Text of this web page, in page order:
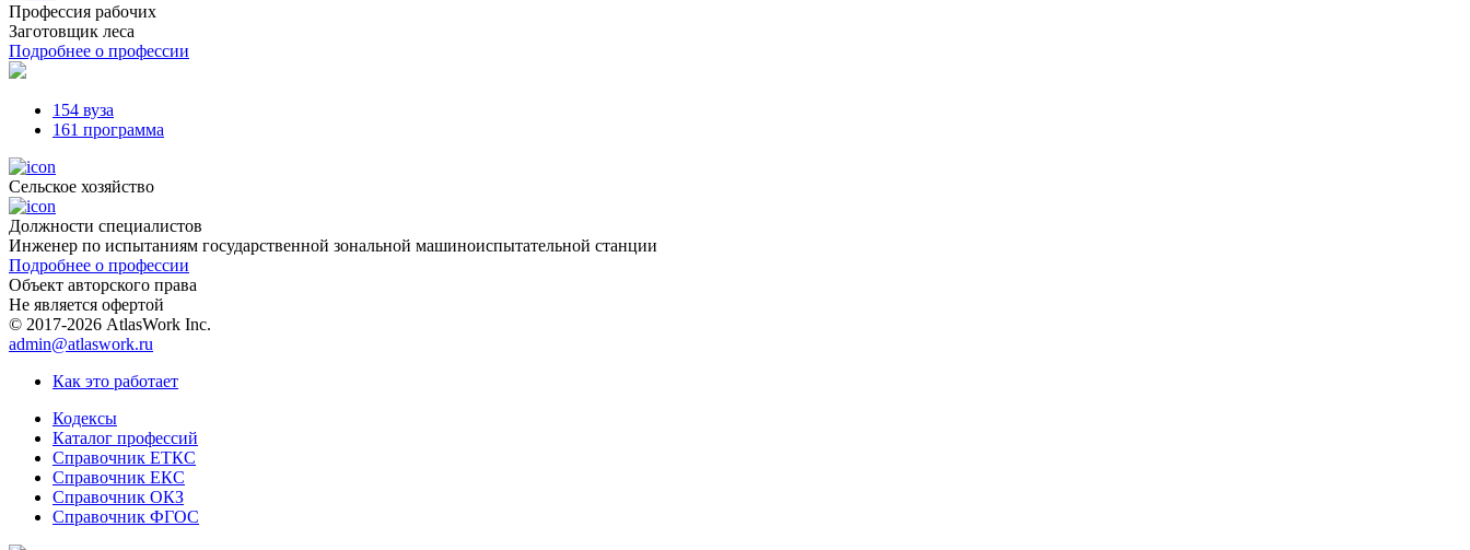
Профессия рабочих
Заготовщик леса
Подробнее о профессии
154 вуза
161 программа
Сельское хозяйство
Должности cпециалистов
Инженер по испытаниям государственной зональной машиноиспытательной станции
Подробнее о профессии
Объект авторского права
Не является офертой
© 2017-2026 AtlasWork Inc.
admin@atlaswork.ru
Как это работает
Кодексы
Каталог профессий
Справочник ЕТКС
Справочник ЕКС
Справочник ОКЗ
Справочник ФГОС